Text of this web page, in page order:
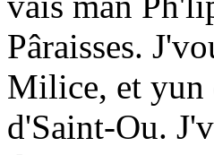
Pâraisses.
Milice, et yun
d'Saint-Ou.